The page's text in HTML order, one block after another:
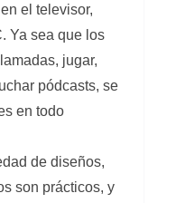
el televisor,
Ya sea que los
jugar,
pódcasts, se
en todo
de diseños,
son prácticos, y